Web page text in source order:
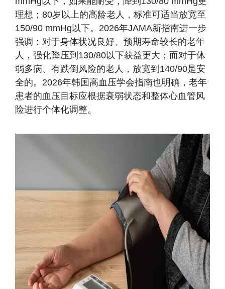
理想；80岁以上的高龄老人，标准可适当放宽至
150/90 mmHg以下。2026年JAMA新指南进一步
强调：对于身体状况良好、预期寿命较长的老年
人，强化降压到130/80以下获益更大；而对于体
弱多病、有跌倒风险的老人，放宽到140/90是安
全的。2026年韩国高血压学会指南也明确，老年
患者的血压目标应根据衰弱状态和整体心血管风
险进行个体化调整。